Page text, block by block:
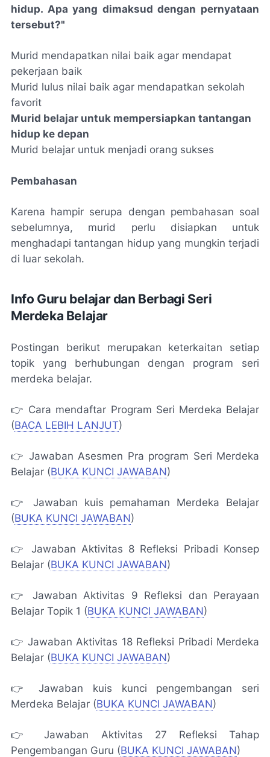
hidup. Apa yang dimaksud dengan pernyataan
tersebut?"
Murid mendapatkan nilai baik agar mendapat
pekerjaan baik
Murid lulus nilai baik agar mendapatkan sekolah
favorit
Murid belajar untuk mempersiapkan tantangan
hidup ke depan
Murid belajar untuk menjadi orang sukses
Pembahasan
Karena hampir serupa dengan pembahasan soal
sebelumnya, murid perlu disiapkan untuk
menghadapi tantangan hidup yang mungkin terjadi
di luar sekolah.
Info Guru belajar dan Berbagi Seri
Merdeka Belajar
Postingan berikut merupakan keterkaitan setiap
topik yang berhubungan dengan program seri
merdeka belajar.
👉 Cara mendaftar Program Seri Merdeka Belajar
(BACA LEBIH LANJUT)
👉 Jawaban Asesmen Pra program Seri Merdeka
Belajar (BUKA KUNCI JAWABAN)
👉 Jawaban kuis pemahaman Merdeka Belajar
(BUKA KUNCI JAWABAN)
👉 Jawaban Aktivitas 8 Refleksi Pribadi Konsep
Belajar (BUKA KUNCI JAWABAN)
👉 Jawaban Aktivitas 9 Refleksi dan Perayaan
Belajar Topik 1 (BUKA KUNCI JAWABAN)
👉 Jawaban Aktivitas 18 Refleksi Pribadi Merdeka
Belajar (BUKA KUNCI JAWABAN)
👉 Jawaban kuis kunci pengembangan seri
Merdeka Belajar (BUKA KUNCI JAWABAN)
👉 Jawaban Aktivitas 27 Refleksi Tahap
Pengembangan Guru (BUKA KUNCI JAWABAN)